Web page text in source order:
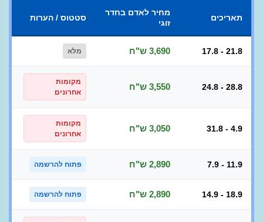
תאריכים
מחיר לאדם בחדר
זוגי
סטטוס / הערות
17.8 - 21.8 3,690 ש"ח מלא
24.8 - 28.8 3,550 ש"ח
מקומות
אחרונים
31.8 - 4.9 3,050 ש"ח
מקומות
אחרונים
7.9 - 11.9 2,890 ש"ח פתוח להרשמה
14.9 - 18.9 2,890 ש"ח פתוח להרשמה